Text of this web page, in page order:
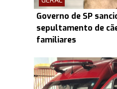
Governo de SP
sepultamento de
familiares